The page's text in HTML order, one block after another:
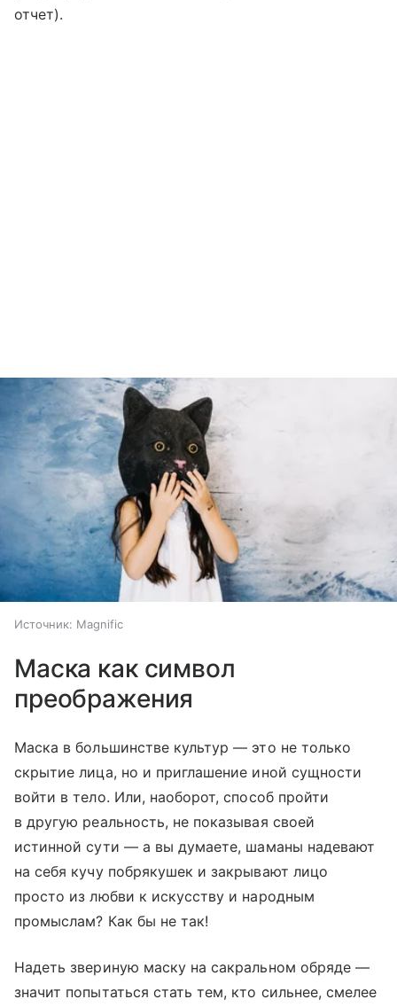
отчет).
Источник: Magnific
Маска как символ
преображения
Маска в большинстве культур — это не только
скрытие лица, но и приглашение иной сущности
войти в тело. Или, наоборот, способ пройти
в другую реальность, не показывая своей
истинной сути — а вы думаете, шаманы надевают
на себя кучу побрякушек и закрывают лицо
просто из любви к искусству и народным
промыслам? Как бы не так!
Надеть звериную маску на сакральном обряде —
значит попытаться стать тем, кто сильнее, смелее